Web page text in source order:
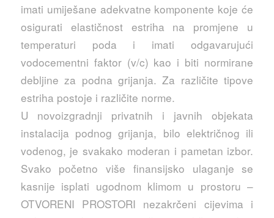
imati umiješane adekvatne komponente koje će
osigurati elastičnost estriha na promjene u
temperaturi poda i imati odgavarujući
vodocementni faktor (v/c) kao i biti normirane
debljine za podna grijanja. Za različite tipove
estriha postoje i različite norme.
U novoizgradnji privatnih i javnih objekata
instalacija podnog grijanja, bilo električnog ili
vodenog, je svakako moderan i pametan izbor.
Svako početno više finansijsko ulaganje se
kasnije isplati ugodnom klimom u prostoru –
OTVORENI PROSTORI nezakrčeni cijevima i